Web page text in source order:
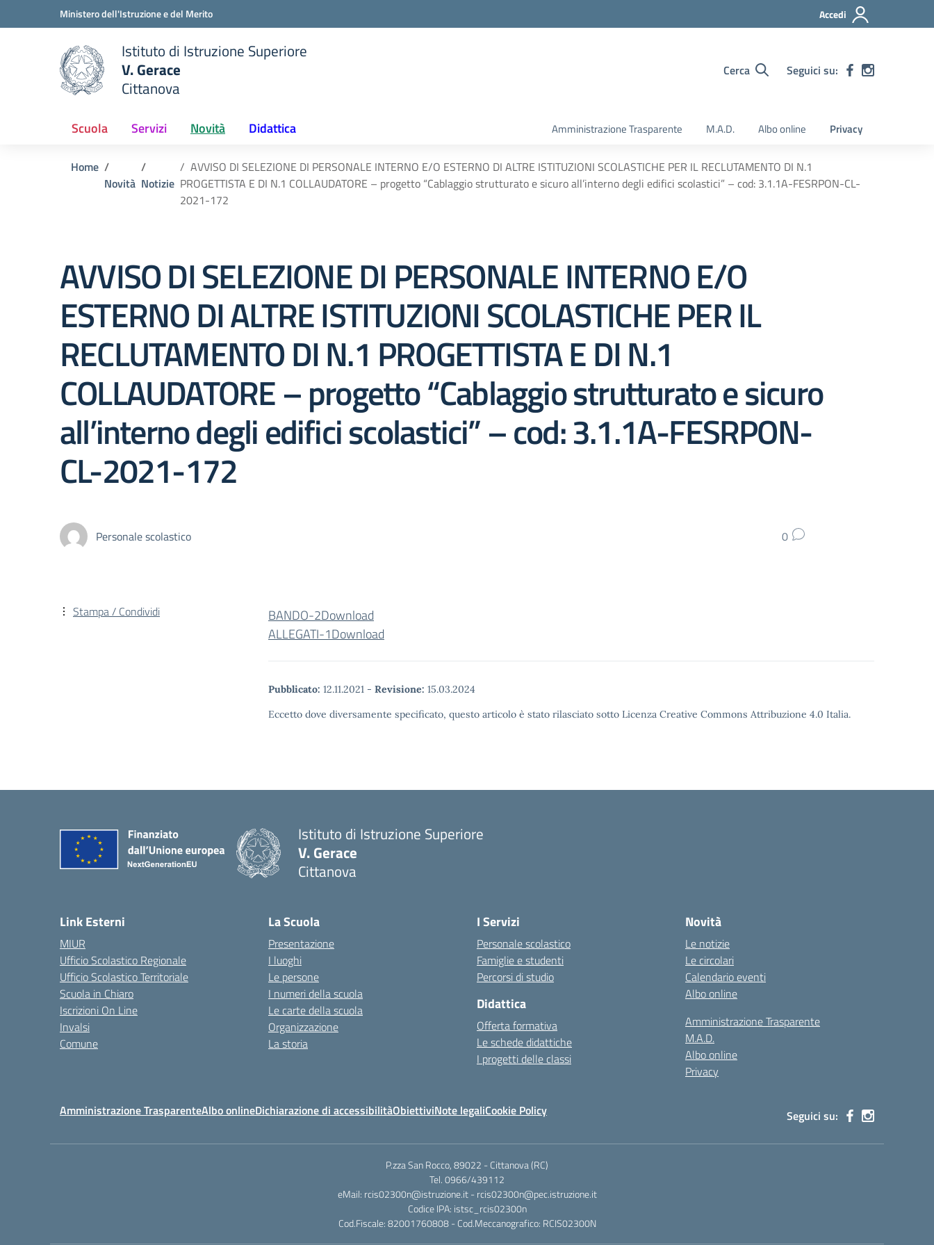
Vai ai contenuti
Vai al menu di navigazioneMinistero dell'Istruzione e del Merito Accedi
scuola
Istituto di Istruzione Superiore
V. Gerace
Cittanova
Cerca Seguici su:
Scuola Servizi Novità Didattica Amministrazione Trasparente M.A.D. Albo online Privacy
Home
Novità Notizie
AVVISO DI SELEZIONE DI PERSONALE INTERNO E/O ESTERNO DI ALTRE ISTITUZIONI SCOLASTICHE PER IL RECLUTAMENTO DI N.1
PROGETTISTA E DI N.1 COLLAUDATORE – progetto “Cablaggio strutturato e sicuro all’interno degli edifici scolastici” – cod: 3.1.1A-FESRPON-CL-
2021-172
AVVISO DI SELEZIONE DI PERSONALE INTERNO E/O
ESTERNO DI ALTRE ISTITUZIONI SCOLASTICHE PER IL
RECLUTAMENTO DI N.1 PROGETTISTA E DI N.1
COLLAUDATORE – progetto “Cablaggio strutturato e sicuro
all’interno degli edifici scolastici” – cod: 3.1.1A-FESRPON-
CL-2021-172
Personale scolastico 0
BANDO-2Download
ALLEGATI-1Download
Pubblicato: 12.11.2021 - Revisione: 15.03.2024
Eccetto dove diversamente specificato, questo articolo è stato rilasciato sotto Licenza Creative Commons Attribuzione 4.0 Italia.
Stampa / Condividi
Istituto di Istruzione Superiore
V. Gerace
Cittanova
Link Esterni
MIUR
Ufficio Scolastico Regionale
Ufficio Scolastico Territoriale
Scuola in Chiaro
Iscrizioni On Line
Invalsi
Comune
La Scuola
Presentazione
I luoghi
Le persone
I numeri della scuola
Le carte della scuola
Organizzazione
La storia
I Servizi
Personale scolastico
Famiglie e studenti
Percorsi di studio
Didattica
Offerta formativa
Le schede didattiche
I progetti delle classi
Novità
Le notizie
Le circolari
Calendario eventi
Albo online
Amministrazione Trasparente
M.A.D.
Albo online
Privacy
Amministrazione TrasparenteAlbo onlineDichiarazione di accessibilitàObiettiviNote legaliCookie Policy Seguici su:
P.zza San Rocco, 89022 - Cittanova (RC)
Tel. 0966/439112
eMail: rcis02300n@istruzione.it - rcis02300n@pec.istruzione.it
Codice IPA: istsc_rcis02300n
Cod.Fiscale: 82001760808 - Cod.Meccanografico: RCIS02300N